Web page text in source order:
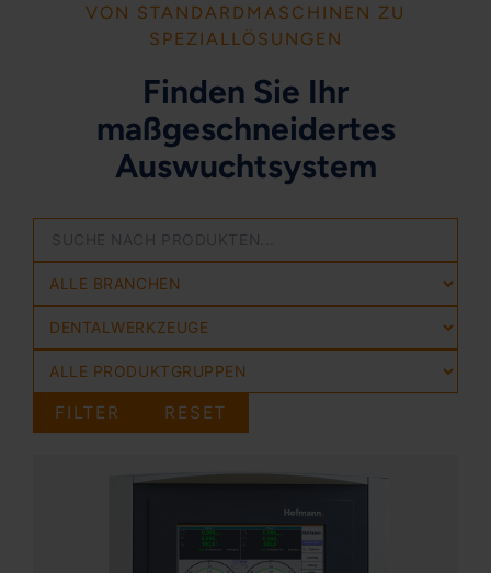
VON STANDARDMASCHINEN ZU
SPEZIALLÖSUNGEN
Finden Sie Ihr
maßgeschneidertes
Auswuchtsystem
FILTER RESET